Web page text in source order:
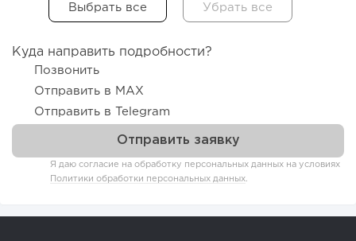
Куда направить подробности?
Позвонить
Отправить в MAX
Отправить в Telegram
Я даю согласие на обработку персональных данных на условиях
Политики обработки персональных данных.